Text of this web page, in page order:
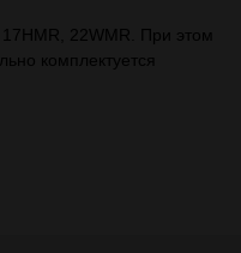
22WMR. При этом
комплектуется